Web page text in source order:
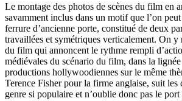
Le montage des photos de scènes du film en
savamment inclus dans un motif que l’on
ferrure d’ancienne porte, constitué de deux
travaillées et symétriques verticalement. On y
du film qui annoncent le rythme rempli
médiévales du scénario du film, dans la lignée
productions hollywoodiennes sur le même
Terence Fisher pour la firme anglaise, suit les
genre si populaire et n’oublie donc pas le